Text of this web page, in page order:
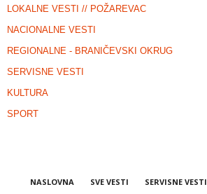
LOKALNE VESTI // POŽAREVAC
NACIONALNE VESTI
REGIONALNE - BRANIČEVSKI OKRUG
SERVISNE VESTI
KULTURA
SPORT
NASLOVNA SVE VESTI SERVISNE VESTI